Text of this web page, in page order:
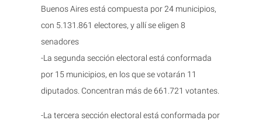
Buenos Aires está compuesta por 24 municipios,
con 5.131.861 electores, y allí se eligen 8
senadores
-La segunda sección electoral está conformada
por 15 municipios, en los que se votarán 11
diputados. Concentran más de 661.721 votantes.
-La tercera sección electoral está conformada por